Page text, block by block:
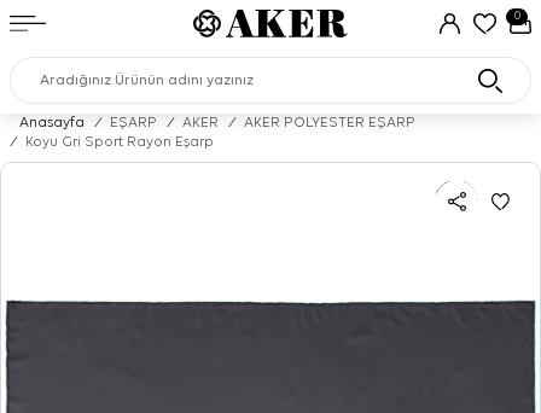
0
Anasayfa / EŞARP / AKER /
AKER POLYESTER EŞARP
/
Koyu Gri Sport Rayon Eşarp